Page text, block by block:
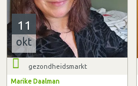
11
okt
gezondheidsmarkt
Marike Daalman